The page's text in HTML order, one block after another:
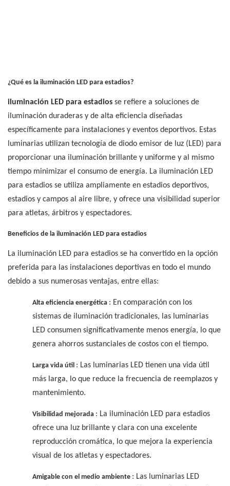
¿Qué es la iluminación LED para estadios?
iluminación LED para estadios se refiere a soluciones de
iluminación duraderas y de alta eficiencia diseñadas
específicamente para instalaciones y eventos deportivos. Estas
luminarias utilizan tecnología de diodo emisor de luz (LED) para
proporcionar una iluminación brillante y uniforme y al mismo
tiempo minimizar el consumo de energía. La iluminación LED
para estadios se utiliza ampliamente en estadios deportivos,
estadios y campos al aire libre, y ofrece una visibilidad superior
para atletas, árbitros y espectadores.
Beneficios de la iluminación LED para estadios
La iluminación LED para estadios se ha convertido en la opción
preferida para las instalaciones deportivas en todo el mundo
debido a sus numerosas ventajas, entre ellas:
Alta eficiencia energética : En comparación con los
sistemas de iluminación tradicionales, las luminarias
LED consumen significativamente menos energía, lo que
genera ahorros sustanciales de costos con el tiempo.
Larga vida útil : Las luminarias LED tienen una vida útil
más larga, lo que reduce la frecuencia de reemplazos y
mantenimiento.
Visibilidad mejorada : La iluminación LED para estadios
ofrece una luz brillante y clara con una excelente
reproducción cromática, lo que mejora la experiencia
visual de los atletas y espectadores.
Amigable con el medio ambiente : Las luminarias LED